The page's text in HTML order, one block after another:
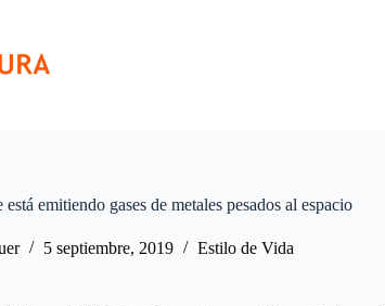
emitiendo gases de metales pesados al espacio
5 septiembre, 2019 Estilo de Vida